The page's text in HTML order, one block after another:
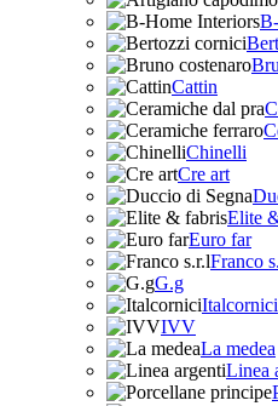
Cattin
Chinelli
Cre art
Elite
Euro far
Franco
G.g
Italcornici
IVV
La medea
Linea